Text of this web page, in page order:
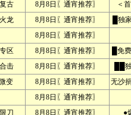
古 8月8日〖通宵推荐〗
＜
龙 8月8日〖通宵推荐〗
█独
8月8日〖通宵推荐〗
区 8月8日〖通宵推荐〗
█免
击 8月8日〖通宵推荐〗
██
变 8月8日〖通宵推荐〗
无沙
8月8日〖通宵推荐〗
刀 8月8日〖通宵推荐〗 ●